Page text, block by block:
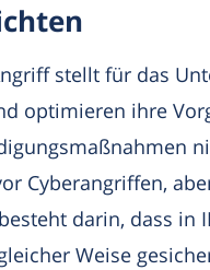
stellt für das
optimieren ihre
Cyberangriffen,
darin, dass in
Weise